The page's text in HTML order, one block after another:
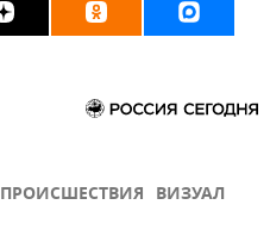
ПРОИСШЕСТВИЯ ВИЗУАЛ